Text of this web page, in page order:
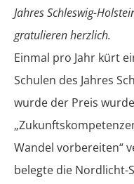
Jahres Schleswig-
gratulieren herzlich.
Einmal pro Jahr kürt
Schulen des Jahres
wurde der Preis
Wandel vorbereiten“
belegte die Nordlicht-